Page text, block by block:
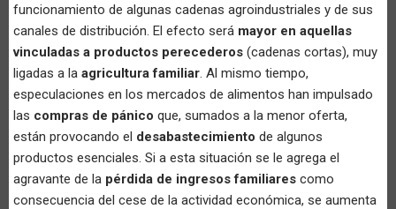
funcionamiento de algunas cadenas agroindustriales y de sus
canales de distribución. El efecto será mayor en aquellas
vinculadas a productos perecederos (cadenas cortas), muy
ligadas a la agricultura familiar. Al mismo tiempo,
especulaciones en los mercados de alimentos han impulsado
las compras de pánico que, sumados a la menor oferta,
están provocando el desabastecimiento de algunos
productos esenciales. Si a esta situación se le agrega el
agravante de la pérdida de ingresos familiares como
consecuencia del cese de la actividad económica, se aumenta